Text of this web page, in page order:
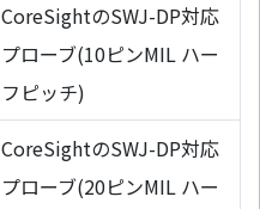
CoreSightのSWJ-DP対応
プローブ(10ピンMIL ハー
フピッチ)
CoreSightのSWJ-DP対応
プローブ(20ピンMIL ハー